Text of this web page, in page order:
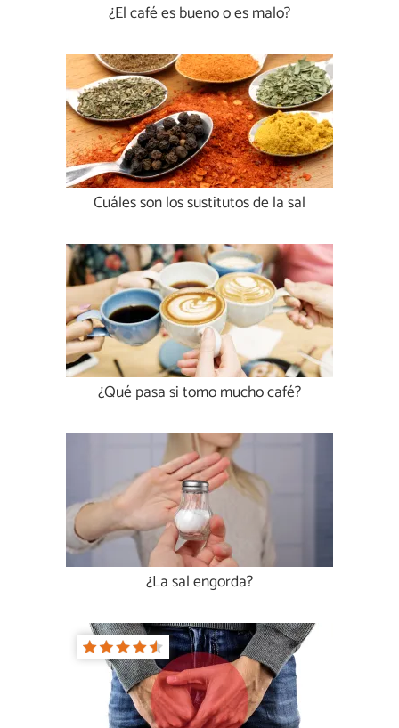
¿El café es bueno o es malo?
Cuáles son los sustitutos de la sal
¿Qué pasa si tomo mucho café?
¿La sal engorda?